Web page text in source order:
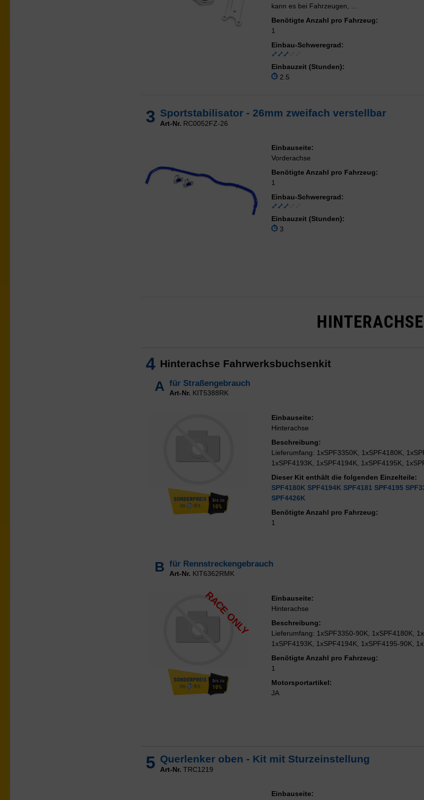
kann es bei Fahrzeugen, ...
Benötigte Anzahl pro Fahrzeug:
1
Einbau-Schweregrad:
Einbauzeit (Stunden):
2.5
3 Sportstabilisator - 26mm zweifach verstellbar
Art-Nr. RC0052FZ-26
Einbauseite:
Vorderachse
Benötigte Anzahl pro Fahrzeug:
1
Einbau-Schweregrad:
Einbauzeit (Stunden):
3
HINTERACHSE
4 Hinterachse Fahrwerksbuchsenkit
A für Straßengebrauch
Art-Nr. KIT5388RK
Einbauseite:
Hinterachse
Beschreibung:
Lieferumfang: 1xSPF3350K, 1xSPF4180K,
1xSPF4193K, 1xSPF4194K, 1xSPF4195K,
Dieser Kit enthält die folgenden Einzelteile:
SPF4180K SPF4194K SPF4181 SPF4195
SPF4426K
Benötigte Anzahl pro Fahrzeug:
1
B für Rennstreckengebrauch
Art-Nr. KIT6362RMK
RACE ONLY
Einbauseite:
Hinterachse
Beschreibung:
Lieferumfang: 1xSPF3350-90K, 1xSPF4180K,
1xSPF4193K, 1xSPF4194K, 1xSPF4195-90K,
Benötigte Anzahl pro Fahrzeug:
1
Motorsportartikel:
JA
5 Querlenker oben - Kit mit Sturzeinstellung
Art-Nr. TRC1219
Einbauseite: